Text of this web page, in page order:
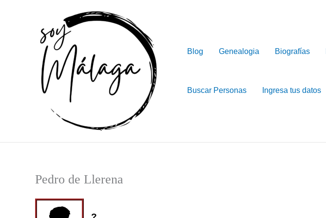
Blog Genealogia Biografías
Buscar Personas Ingresa tus datos
Pedro de Llerena